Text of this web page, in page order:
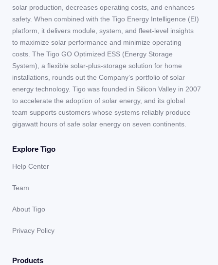
solar production, decreases operating costs, and enhances
safety. When combined with the Tigo Energy Intelligence (EI)
platform, it delivers module, system, and fleet-level insights
to maximize solar performance and minimize operating
costs. The Tigo GO Optimized ESS (Energy Storage
System), a flexible solar-plus-storage solution for home
installations, rounds out the Company’s portfolio of solar
energy technology. Tigo was founded in Silicon Valley in 2007
to accelerate the adoption of solar energy, and its global
team supports customers whose systems reliably produce
gigawatt hours of safe solar energy on seven continents.
Explore Tigo
Help Center
Team
About Tigo
Privacy Policy
Products